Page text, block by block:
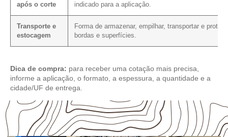
após o corte
indicado para a aplicação.
Transporte e
estocagem
Forma de armazenar, empilhar, transportar e
bordas e superfícies.
Dica de compra: para receber uma cotação mais precisa,
informe a aplicação, o formato, a espessura, a quantidade e a
cidade/UF de entrega.